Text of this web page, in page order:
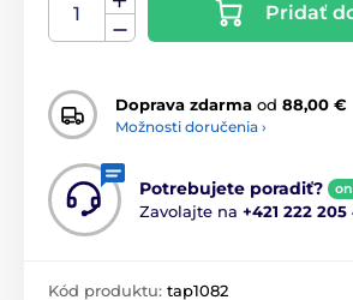
Pridať
Doprava zdarma od 88,00 €
Možnosti doručenia ›
Potrebujete poradiť?
Zavolajte na +421 222 205
Kód produktu: tap1082